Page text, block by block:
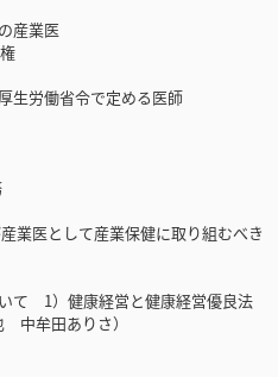
産業医
労働省令で定める医師
医として産業保健に取り組むべき
て 1）健康経営と健康経営優良法
牟田ありさ）